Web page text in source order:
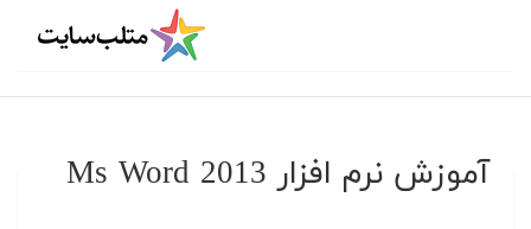
آموزش نرم افزار Ms Word 2013